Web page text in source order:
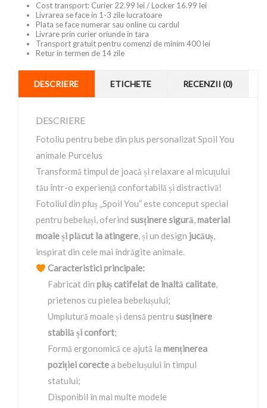
Cost transport: Curier 22.99 lei / Locker 16.99 lei
Livrarea se face in 1-3 zile lucratoare
Plata se face numerar sau online cu cardul
Livrare prin curier oriunde in tara
Transport gratuit pentru comenzi de minim 400 lei
Retur in termen de 14 zile
DESCRIERE ETICHETE RECENZII (0)
DESCRIERE
Fotoliu pentru bebe din plus personalizat Spoil You
animale Purcelus
Transformă timpul de joacă și relaxare al micuțului
tău într-o experiență confortabilă și distractivă!
Fotoliul din pluș „Spoil You” este conceput special
pentru bebeluși, oferind susținere sigură,material
moale și plăcut la atingere, și un design jucăuș,
inspirat din cele mai îndrăgite animale.
Caracteristici principale:
Fabricat din pluș catifelat de înaltă calitate,
prietenos cu pielea bebelușului;
Umplutură moale și densă pentru susținere
stabilă și confort;
Formă ergonomică ce ajută la menținerea
poziției corectea bebelușului în timpul
statului;
Disponibil în mai multe modele